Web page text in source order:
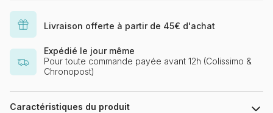
Livraison offerte à partir de 45€ d'achat
Expédié le jour même
Pour toute commande payée avant 12h (Colissimo &
Chronopost)
Caractéristiques du produit